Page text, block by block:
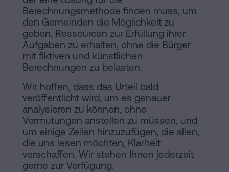
Berechnungsmethode finden muss, um
den Gemeinden die Möglichkeit zu
geben, Ressourcen zur Erfüllung ihrer
Aufgaben zu erhalten, ohne die Bürger
mit fiktiven und künstlichen
Berechnungen zu belasten.
Wir hoffen, dass das Urteil bald
veröffentlicht wird, um es genauer
analysieren zu können, ohne
Vermutungen anstellen zu müssen, und
um einige Zeilen hinzuzufügen, die allen,
die uns lesen möchten, Klarheit
verschaffen. Wir stehen Ihnen jederzeit
gerne zur Verfügung.